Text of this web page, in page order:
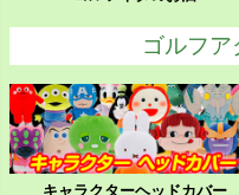
ゴルフ
キャラクターヘッドカバー